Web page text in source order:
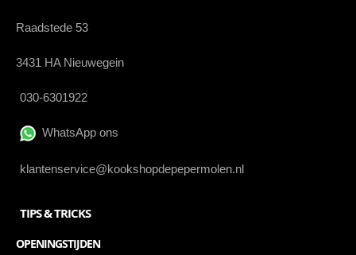
Raadstede 53
3431 HA Nieuwegein
030-6301922
WhatsApp ons
klantenservice@kookshopdepepermolen.nl
TIPS & TRICKS
OPENINGSTIJDEN